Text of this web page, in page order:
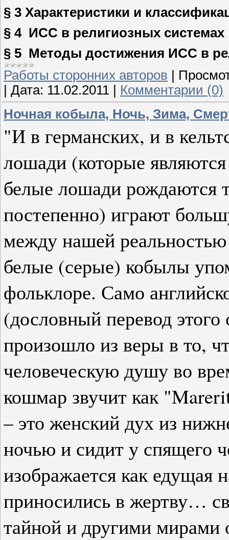
§ 3 Характеристики и
§ 4 ИСС в религиозных системах
§ 5 Методы достижения ИСС в
Работы сторонних авторов |
| Дата: 11.02.2011 | Комментарии (0)
Ночная кобыла, Ночь, Зима,
"И в германских, и в
лошади (которые
белые лошади рождаются
постепенно) играют
между нашей
белые (серые) кобылы
фольклоре. Само
(дословный перевод
произошло из веры в то,
человеческую душу во
кошмар звучит как
– это женский дух из
ночью и сидит у спящего
изображается как едущая
приносились в жертву…
тайной и другими